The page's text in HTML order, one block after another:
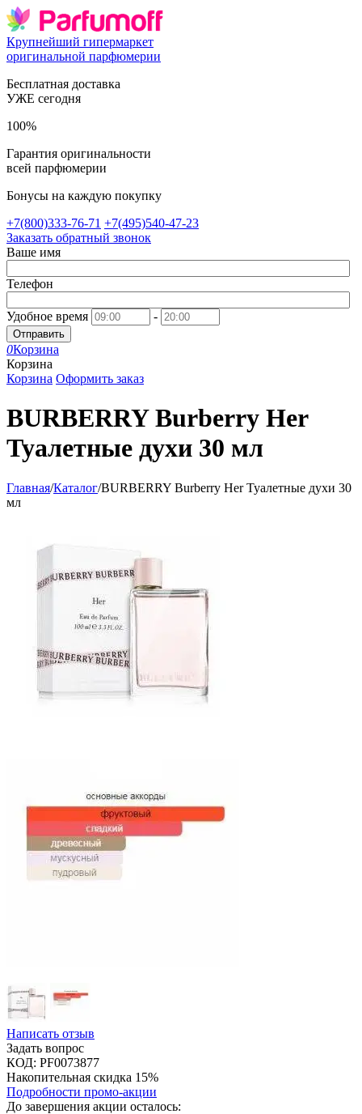
Крупнейший гипермаркет
оригинальной парфюмерии
Бесплатная доставка
УЖЕ сегодня
100%
Гарантия оригинальности
всей парфюмерии
Бонусы на каждую покупку
+7(800)333-76-71 +7(495)540-47-23
Заказать обратный звонок
Ваше имя
Телефон
Удобное время -
Отправить
0Корзина
Корзина
Корзина Оформить заказ
BURBERRY Burberry Her
Туалетные духи 30 мл
Главная/Каталог/BURBERRY Burberry Her Туалетные духи 30
мл
Написать отзыв
Задать вопрос
КОД: PF0073877
Накопительная скидка 15%
Подробности промо-акции
До завершения акции осталось: